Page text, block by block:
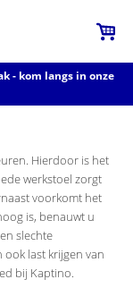
- kom langs in onze
Hierdoor is het
werkstoel zorgt
voorkomt het
is, benauwt u
slechte
last krijgen van
bij Kaptino.